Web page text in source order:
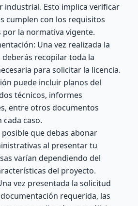
industrial. Esto implica verificar
cumplen con los requisitos
la normativa vigente.
Una vez realizada la
deberás recopilar toda la
para solicitar la licencia.
puede incluir planos del
técnicos, informes
entre otros documentos
cada caso.
posible que debas abonar
al presentar tu
varían dependiendo del
del proyecto.
vez presentada la solicitud
requerida, las